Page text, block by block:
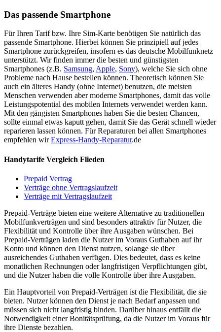
Das passende Smartphone
Für Ihren Tarif bzw. Ihre Sim-Karte benötigen Sie natürlich das
passende Smartphone. Hierbei können Sie prinzipiell auf jedes
Smartphone zurückgreifen, insofern es das deutsche Mobilfunknetz
unterstützt. Wir finden immer die besten und günstigsten
Smartphones (z.B. Samsung, Apple, Sony), welche Sie sich ohne
Probleme nach Hause bestellen können. Theoretisch können Sie
auch ein älteres Handy (ohne Internet) benutzen, die meisten
Menschen verwenden aber moderne Smartphones, damit das volle
Leistungspotential des mobilen Internets verwendet werden kann.
Mit den gängisten Smartphones haben Sie die besten Chancen,
sollte einmal etwas kaputt gehen, damit Sie das Gerät schnell wieder
reparieren lassen können. Für Reparaturen bei allen Smartphones
empfehlen wirExpress-Handy-Reparatur.de
Handytarife Vergleich Flieden
Prepaid Vertrag
Verträge ohne Vertragslaufzeit
Verträge mit Vertragslaufzeit
Prepaid-Verträge bieten eine weitere Alternative zu traditionellen
Mobilfunkverträgen und sind besonders attraktiv für Nutzer, die
Flexibilität und Kontrolle über ihre Ausgaben wünschen. Bei
Prepaid-Verträgen laden die Nutzer im Voraus Guthaben auf ihr
Konto und können den Dienst nutzen, solange sie über
ausreichendes Guthaben verfügen. Dies bedeutet, dass es keine
monatlichen Rechnungen oder langfristigen Verpflichtungen gibt,
und die Nutzer haben die volle Kontrolle über ihre Ausgaben.
Ein Hauptvorteil von Prepaid-Verträgen ist die Flexibilität, die sie
bieten. Nutzer können den Dienst je nach Bedarf anpassen und
müssen sich nicht langfristig binden. Darüber hinaus entfällt die
Notwendigkeit einer Bonitätsprüfung, da die Nutzer im Voraus für
ihre Dienste bezahlen.